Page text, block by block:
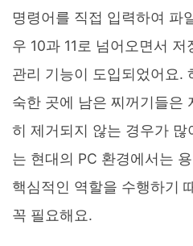
명령어를 직접 입력하여 파
우 10과 11로 넘어오면서
관리 기능이 도입되었어요.
숙한 곳에 남은 찌꺼기들은
히 제거되지 않는 경우가
는 현대의 PC 환경에서는
핵심적인 역할을 수행하기
꼭 필요해요.